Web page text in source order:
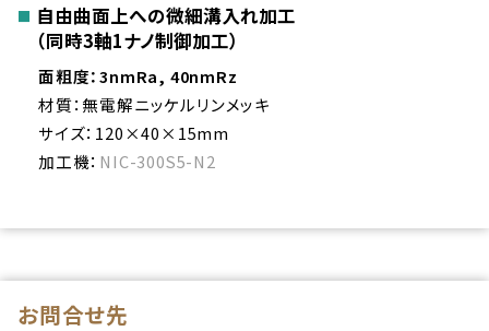
自由曲面上への微細溝入れ加工
（同時3軸1ナノ制御加工）
面粗度：3nmRa, 40nmRz
材質：無電解ニッケルリンメッキ
サイズ：120×40×15mm
加工機： NIC-300S5-N2
お問合せ先